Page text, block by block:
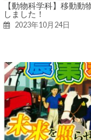
【動物科学科】移動動
しました！
2023年10月24日